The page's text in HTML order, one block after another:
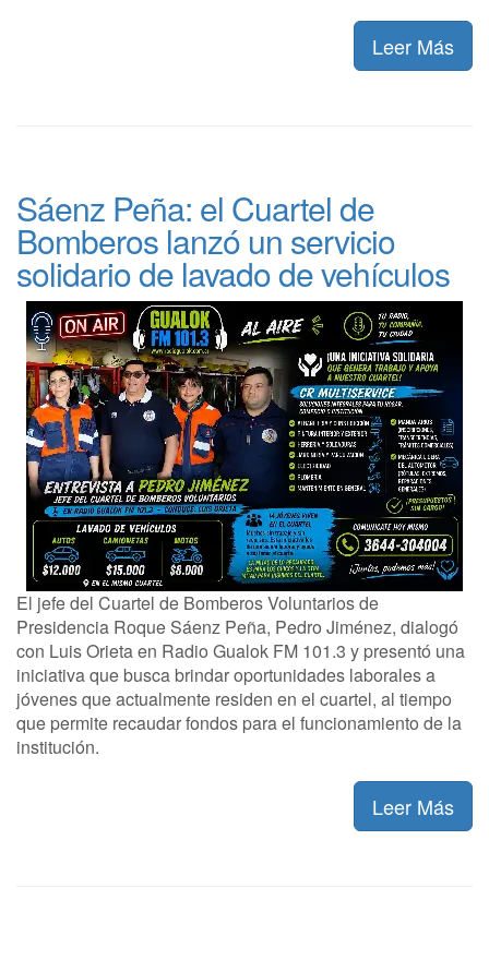
Leer Más
Sáenz Peña: el Cuartel de
Bomberos lanzó un servicio
solidario de lavado de vehículos
El jefe del Cuartel de Bomberos Voluntarios de
Presidencia Roque Sáenz Peña, Pedro Jiménez, dialogó
con Luis Orieta en Radio Gualok FM 101.3 y presentó una
iniciativa que busca brindar oportunidades laborales a
jóvenes que actualmente residen en el cuartel, al tiempo
que permite recaudar fondos para el funcionamiento de la
institución.
Leer Más